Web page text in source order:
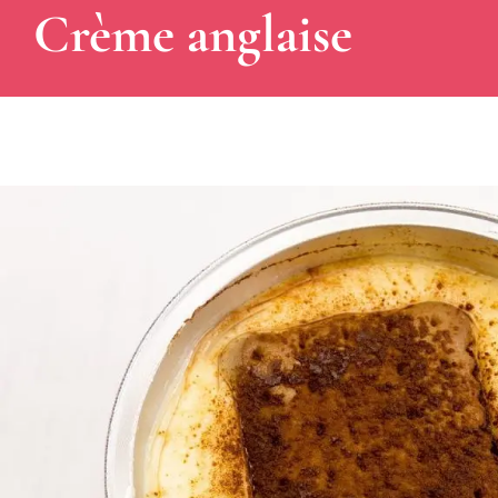
Crème anglaise